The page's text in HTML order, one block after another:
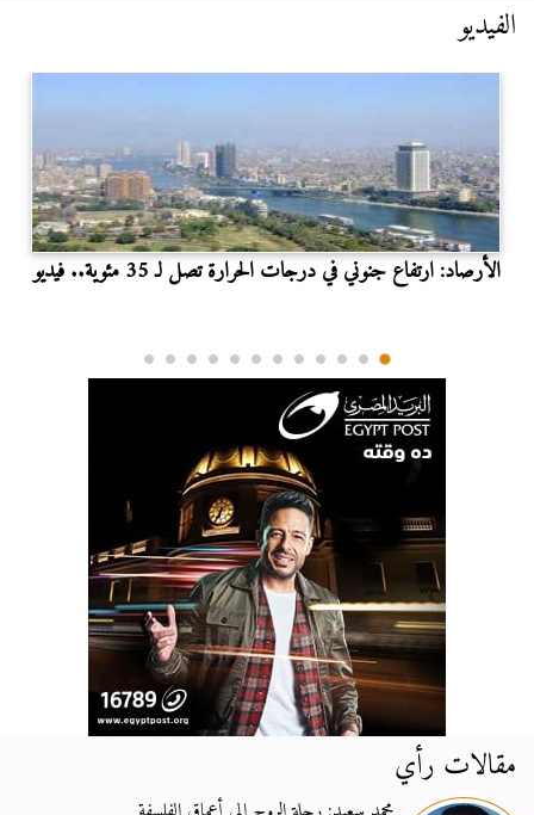
الفيديو
الأرصاد: ارتفاع جنوني في درجات الحرارة تصل لـ 35 مئوية.. فيديو
مقالات رأي